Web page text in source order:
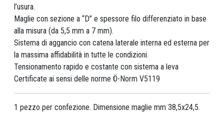
l’usura.
Maglie con sezione a “D” e spessore filo differenziato in base
alla misura (da 5,5 mm a 7 mm).
Sistema di aggancio con catena laterale interna ed esterna per
la massima affidabilità in tutte le condizioni.
Tensionamento rapido e costante con sistema a leva
Certificate ai sensi delle norme Ö-Norm V5119
1 pezzo per confezione. Dimensione maglie mm 38,5x24,5.